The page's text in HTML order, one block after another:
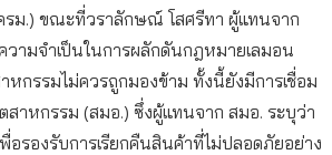
ม.) ขณะที่วราลักษณ์ โสศรีทา ผู้แทนจาก
ามจำเป็นในการผลักดันกฎหมายเลมอน
หกรรมไม่ควรถูกมองข้าม ทั้งนี้ยังมีการเชื่อม
าหกรรม (สมอ.) ซึ่งผู้แทนจาก สมอ. ระบุว่า
รองรับการเรียกคืนสินค้าที่ไม่ปลอดภัยอย่าง